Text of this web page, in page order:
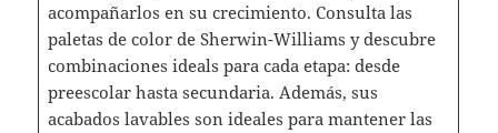
acompañarlos en su crecimiento. Consulta las
paletas de color de Sherwin-Williams y descubre
combinaciones ideals para cada etapa: desde
preescolar hasta secundaria. Además, sus
acabados lavables son ideales para mantener las